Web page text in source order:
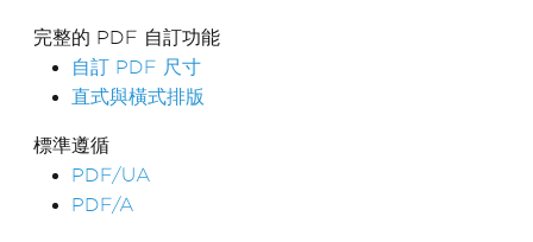
完整的 PDF 自訂功能
自訂 PDF 尺寸
直式與橫式排版
標準遵循
PDF/UA
PDF/A